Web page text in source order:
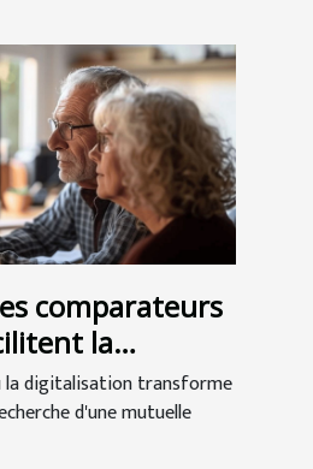
comparateurs
la
mutuelles
la digitalisation transforme
d'une mutuelle